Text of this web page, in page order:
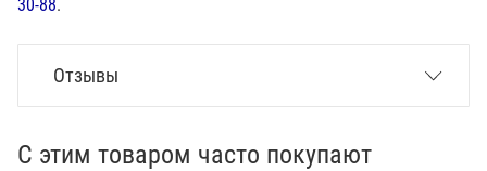
30-88.
Отзывы
С этим товаром часто покупают